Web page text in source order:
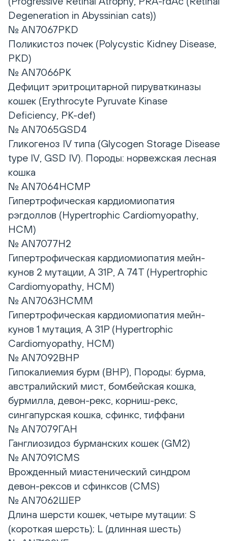
Degeneration in Abyssinian cats))
№ AN7067PKD
Поликистоз почек (Polycystic Kidney Disease,
PKD)
№ AN7066PK
Дефицит эритроцитарной пируваткиназы
кошек (Erythrocyte Pyruvate Kinase
Deficiency, PK-def)
№ AN7065GSD4
Гликогеноз IV типа (Glycogen Storage Disease
type IV, GSD IV). Породы: норвежская лесная
кошка
№ AN7064HCMP
Гипертрофическая кардиомиопатия
рэгдоллов (Hypertrophic Сardiomyopathy,
HCM)
№ AN7077H2
Гипертрофическая кардиомиопатия мейн-
кунов 2 мутации, А 31Р, А 74Т (Hypertrophic
Сardiomyopathy, HCM)
№ AN7063HCMM
Гипертрофическая кардиомиопатия мейн-
кунов 1 мутация, А 31Р (Hypertrophic
Сardiomyopathy, HCM)
№ AN7092BHP
Гипокалиемия бурм (BHP), Породы: бурма,
австралийский мист, бомбейская кошка,
бурмилла, девон-рекс, корниш-рекс,
сингапурская кошка, сфинкс, тиффани
№ AN7079ГАН
Ганглиозидоз бурманских кошек (GM2)
№ AN7091CMS
Врожденный миастенический синдром
девон-рексов и сфинксов (CMS)
№ AN7062ШЕР
Длина шерсти кошек, четыре мутации: S
(короткая шерсть); L (длинная шесть)